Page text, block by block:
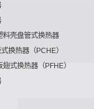
料壳盘管式换热器
换热器（PCHE）
式换热器（PFHE）